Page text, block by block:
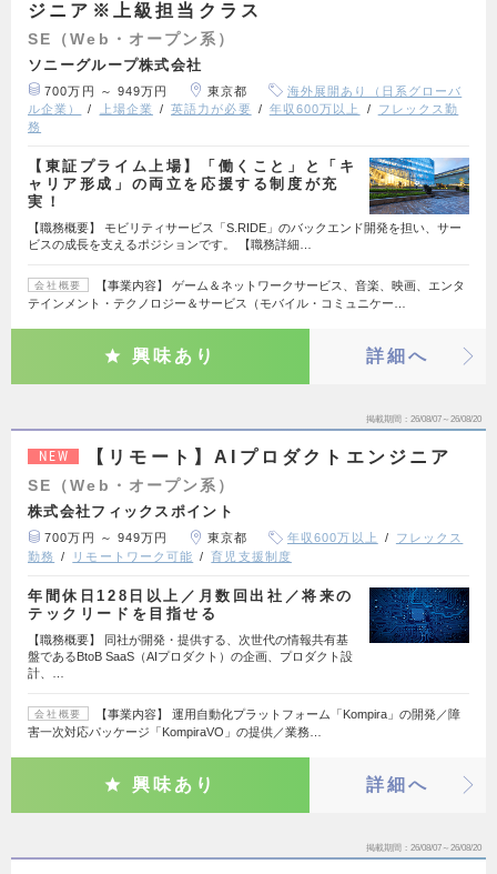
ジニア※上級担当クラス
SE（Web・オープン系）
ソニーグループ株式会社
700万円 ～ 949万円 東京都
海外展開あり（日系グローバ
ル企業）
上場企業 英語力が必要 年収600万以上
フレックス勤
務
【東証プライム上場】「働くこと」と「キ
ャリア形成」の両立を応援する制度が充
実！
【職務概要】 モビリティサービス「S.RIDE」のバックエンド開発を担い、サー
ビスの成長を支えるポジションです。 【職務詳細…
会社概要
【事業内容】 ゲーム＆ネットワークサービス、音楽、映画、エンタ
テインメント・テクノロジー＆サービス（モバイル・コミュニケー…
興味あり 詳細へ
掲載期間 26/08/07～26/08/20
NEW 【リモート】AIプロダクトエンジニア
SE（Web・オープン系）
株式会社フィックスポイント
700万円 ～ 949万円 東京都 年収600万以上
フレックス
勤務
リモートワーク可能 育児支援制度
年間休日128日以上／月数回出社／将来の
テックリードを目指せる
【職務概要】 同社が開発・提供する、次世代の情報共有基
盤であるBtoB SaaS（AIプロダクト）の企画、プロダクト設
計、…
会社概要
【事業内容】 運用自動化プラットフォーム「Kompira」の開発／障
害一次対応パッケージ「KompiraVO」の提供／業務…
興味あり 詳細へ
掲載期間 26/08/07～26/08/20